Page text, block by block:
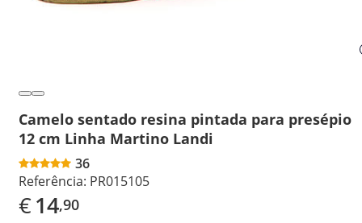
Camelo sentado resina pintada para presépio
12 cm Linha Martino Landi
36
Referência: PR015105
€14,90